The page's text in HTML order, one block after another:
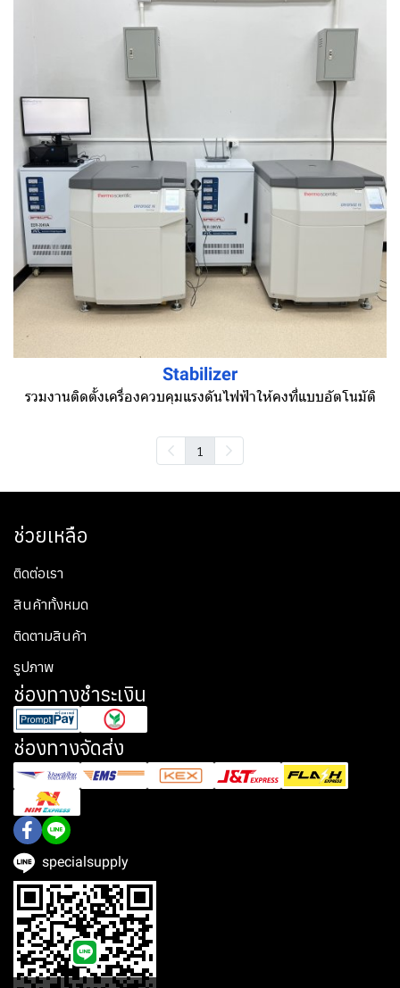
Stabilizer
รวมงานติดตั้งเครื่องควบคุมแรงดันไฟฟ้าให้คงที่แบบอัตโนมัติ
1
ช่วยเหลือ
ติดต่อเรา
สินค้าทั้งหมด
ติดตามสินค้า
รูปภาพ
ช่องทางชำระเงิน
ช่องทางจัดส่ง
specialsupply